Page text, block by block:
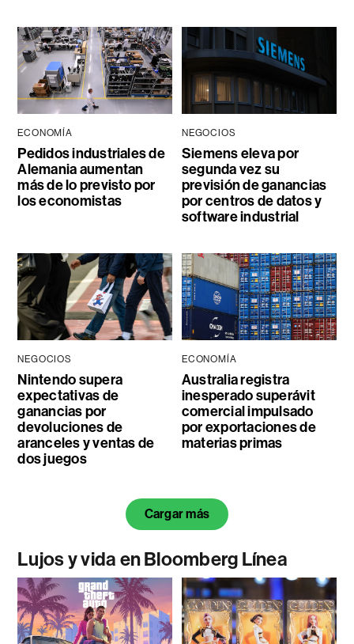
ECONOMÍA
Pedidos industriales de
Alemania aumentan
más de lo previsto por
los economistas
NEGOCIOS
Siemens eleva por
segunda vez su
previsión de ganancias
por centros de datos y
software industrial
NEGOCIOS
Nintendo supera
expectativas de
ganancias por
devoluciones de
aranceles y ventas de
dos juegos
ECONOMÍA
Australia registra
inesperado superávit
comercial impulsado
por exportaciones de
materias primas
Cargar más
Lujos y vida en Bloomberg Línea